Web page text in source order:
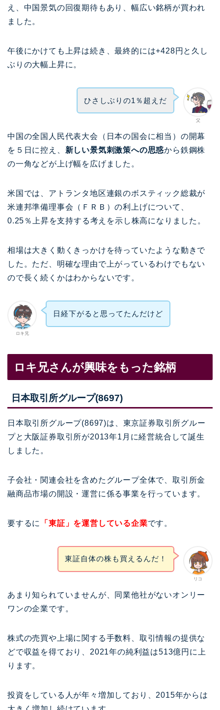
え、中国景気の回復期待もあり、幅広い銘柄が買われ
ました。
午後にかけても上昇は続き、最終的には+428円と久し
ぶりの大幅上昇に。
父
ひさしぶりの1％超えだ
中国の全国人民代表大会（日本の国会に相当）の開幕
を５日に控え、 新しい景気刺激策への思惑から鉄鋼株
の一角などが上げ幅を広げました。
米国では、アトランタ地区連銀のボスティック総裁が
米連邦準備理事会（ＦＲＢ）の利上げについて、
0.25％上昇を支持する考えを示し株高になりました。
相場は大きく動くきっかけを待っていたような動きで
した。ただ、明確な理由で上がっているわけでもない
ので長く続くかはわからないです。
ロキ兄
日経下がると思ってたんだけど
ロキ兄さんが興味をもった銘柄
日本取引所グループ(8697)
日本取引所グループ(8697)は、東京証券取引所グルー
プと大阪証券取引所が2013年1月に経営統合して誕生
しました。
子会社・関連会社を含めたグループ全体で、取引所金
融商品市場の開設・運営に係る事業を行っています。
要するに 「東証」を運営している企業です。
リコ
東証自体の株も買えるんだ！
あまり知られていませんが、同業他社がないオンリー
ワンの企業です。
株式の売買や上場に関する手数料、取引情報の提供な
どで収益を得ており、2021年の純利益は513億円に上
ります。
投資をしている人が年々増加しており、2015年からは